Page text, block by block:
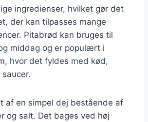
ingredienser, hvilket gør det
der kan tilpasses mange
Pitabrød kan bruges til
middag og er populært i
hvor det fyldes med kød,
af en simpel dej bestående af
og salt. Det bages ved høj